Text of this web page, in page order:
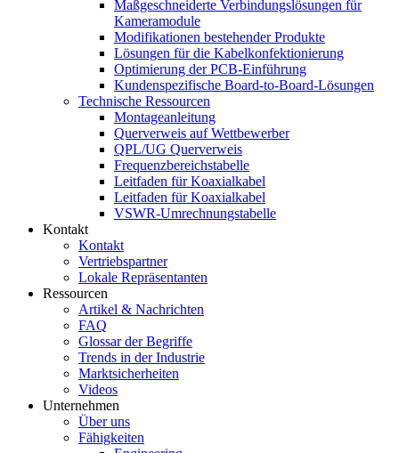
Maßgeschneiderte Verbindungslösungen für
Kameramodule
Modifikationen bestehender Produkte
Lösungen für die Kabelkonfektionierung
Optimierung der PCB-Einführung
Kundenspezifische Board-to-Board-Lösungen
Technische Ressourcen
Montageanleitung
Querverweis auf Wettbewerber
QPL/UG Querverweis
Frequenzbereichstabelle
Leitfaden für Koaxialkabel
Leitfaden für Koaxialkabel
VSWR-Umrechnungstabelle
Kontakt
Kontakt
Vertriebspartner
Lokale Repräsentanten
Ressourcen
Artikel & Nachrichten
FAQ
Glossar der Begriffe
Trends in der Industrie
Marktsicherheiten
Videos
Unternehmen
Über uns
Fähigkeiten